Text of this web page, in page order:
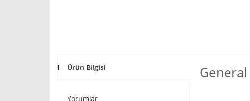
Ürün Bilgisi
Yorumlar